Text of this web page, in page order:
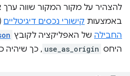
להצהיר על מקור המקור שווה
באמצעות קישורי נכסים דיגיטליים (DAL) על ידי הוספת
החבילה של האפליקציה לקובץ
היחס use_as_origin , כך שיהיה